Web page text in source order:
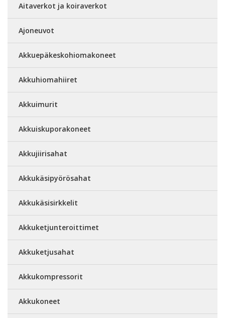
Aitaverkot ja koiraverkot
Ajoneuvot
Akkuepäkeskohiomakoneet
Akkuhiomahiiret
Akkuimurit
Akkuiskuporakoneet
Akkujiirisahat
Akkukäsipyörösahat
Akkukäsisirkkelit
Akkuketjunteroittimet
Akkuketjusahat
Akkukompressorit
Akkukoneet